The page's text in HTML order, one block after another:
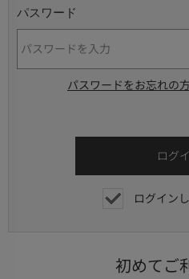
パスワード
パスワードをお忘れの
ログイン
初めてご